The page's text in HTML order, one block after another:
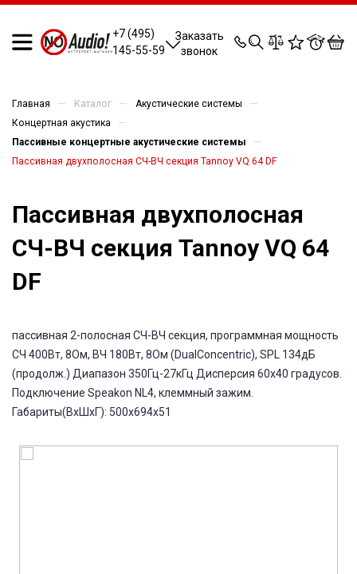
+7 (495)
145-55-59
Заказать
звонок
0 0 0 0
Главная — Каталог — Акустические системы —
Концертная акустика —
Пассивные концертные акустические системы —
Пассивная двухполосная СЧ-ВЧ секция Tannoy VQ 64 DF
Пассивная двухполосная
СЧ-ВЧ секция Tannoy VQ 64
DF
пассивная 2-полосная СЧ-ВЧ секция, программная мощность
СЧ 400Вт, 8Ом, ВЧ 180Вт, 8Ом (DualConcentric), SPL 134дБ
(продолж.) Диапазон 350Гц-27кГц Дисперсия 60х40 градусов.
Подключение Speakon NL4, клеммный зажим.
Габариты(ВхШхГ): 500x694x51